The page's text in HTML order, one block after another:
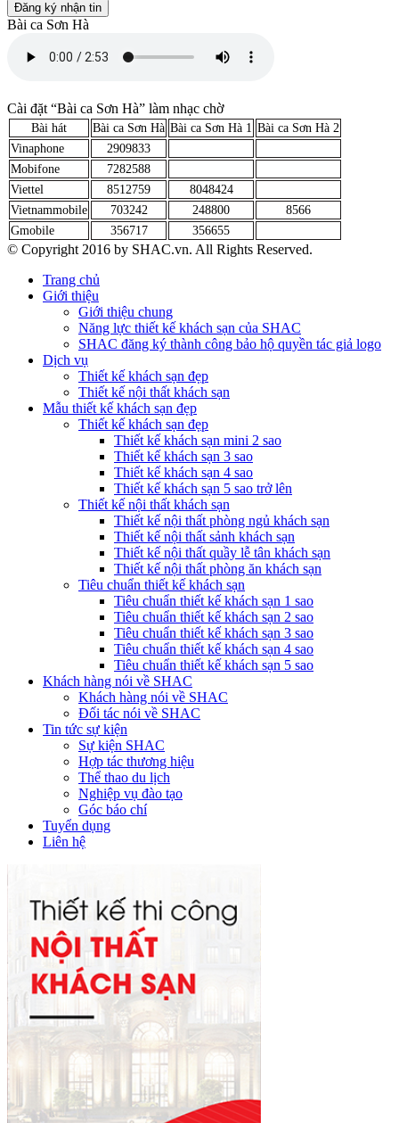
Đăng ký nhận tin
Bài ca Sơn Hà
Cài đặt “Bài ca Sơn Hà” làm nhạc chờ
Bài hát Bài ca Sơn Hà Bài ca Sơn Hà 1 Bài ca Sơn Hà 2
Vinaphone
2909833
Mobifone
7282588
Viettel
8512759
8048424
Vietnammobile
703242 248800
8566
Gmobile
356717 356655
© Copyright 2016 by SHAC.vn. All Rights Reserved.
Trang chủ
Giới thiệu
Giới thiệu chung
Năng lực thiết kế khách sạn của SHAC
SHAC đăng ký thành công bảo hộ quyền tác giả logo
Dịch vụ
Thiết kế khách sạn đẹp
Thiết kế nội thất khách sạn
Mẫu thiết kế khách sạn đẹp
Thiết kế khách sạn đẹp
Thiết kế khách sạn mini 2 sao
Thiết kế khách sạn 3 sao
Thiết kế khách sạn 4 sao
Thiết kế khách sạn 5 sao trở lên
Thiết kế nội thất khách sạn
Thiết kế nội thất phòng ngủ khách sạn
Thiết kế nội thất sảnh khách sạn
Thiết kế nội thất quầy lễ tân khách sạn
Thiết kế nội thất phòng ăn khách sạn
Tiêu chuẩn thiết kế khách sạn
Tiêu chuẩn thiết kế khách sạn 1 sao
Tiêu chuẩn thiết kế khách sạn 2 sao
Tiêu chuẩn thiết kế khách sạn 3 sao
Tiêu chuẩn thiết kế khách sạn 4 sao
Tiêu chuẩn thiết kế khách sạn 5 sao
Khách hàng nói về SHAC
Khách hàng nói về SHAC
Đối tác nói về SHAC
Tin tức sự kiện
Sự kiện SHAC
Hợp tác thương hiệu
Thể thao du lịch
Nghiệp vụ đào tạo
Góc báo chí
Tuyển dụng
Liên hệ